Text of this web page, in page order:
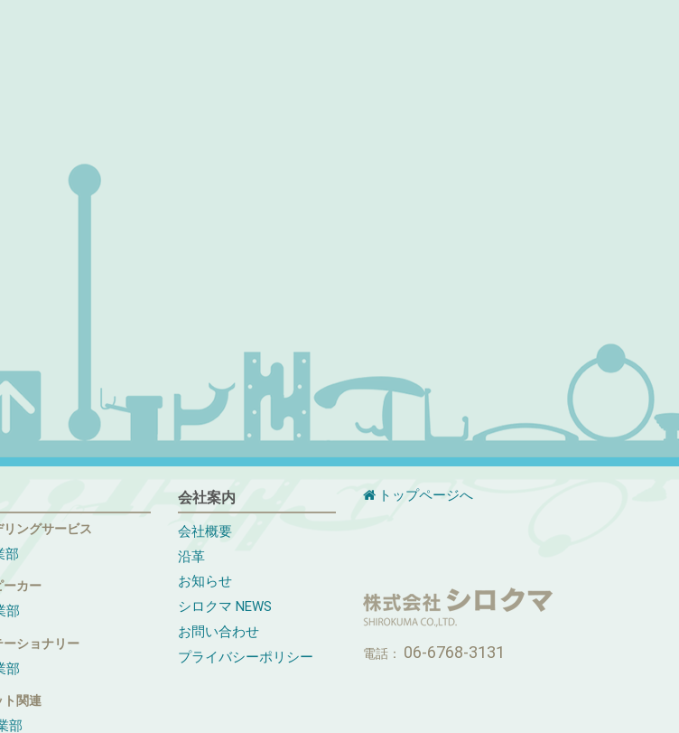
リングサービス
部
ーカー
部
ーショナリー
部
ト関連
部
会社案内
会社概要
沿革
お知らせ
シロクマ NEWS
お問い合わせ
プライバシーポリシー
トップページへ
電話： 06-6768-3131